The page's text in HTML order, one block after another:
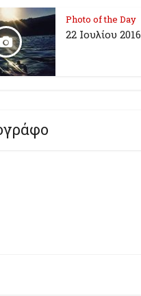
Photo of the Day
22 Ιουλίου 2016